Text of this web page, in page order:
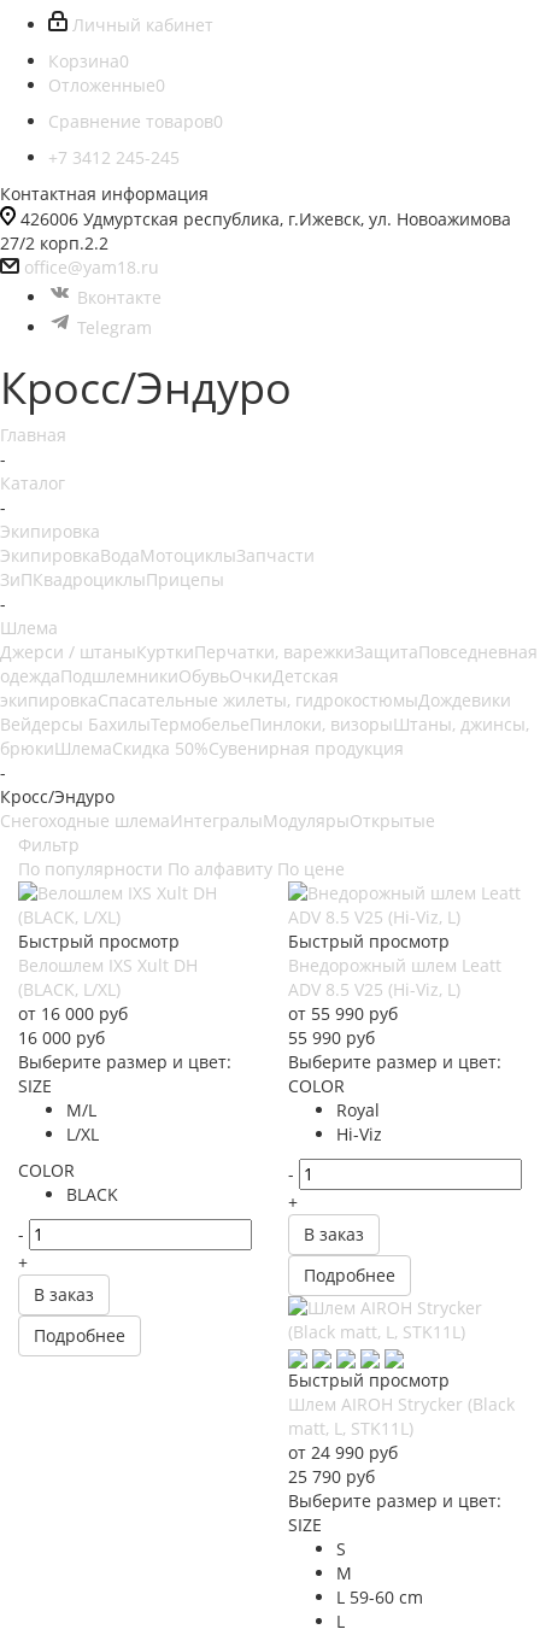
Личный кабинет
Корзина0
Отложенные0
Сравнение товаров0
+7 3412 245-245
Контактная информация
426006 Удмуртская республика, г.Ижевск, ул. Новоажимова
27/2 корп.2.2
office@yam18.ru
Вконтакте
Telegram
Кросс/Эндуро
Главная
-
Каталог
-
Экипировка
ЭкипировкаВодаМотоциклыЗапчасти
ЗиПКвадроциклыПрицепы
-
Шлема
Джерси / штаныКурткиПерчатки, варежкиЗащитаПовседневная
одеждаПодшлемникиОбувьОчкиДетская
экипировкаСпасательные жилеты, гидрокостюмыДождевики
Вейдерсы БахилыТермобельеПинлоки, визорыШтаны, джинсы,
брюкиШлемаСкидка 50%Сувенирная продукция
-
Кросс/Эндуро
Снегоходные шлемаИнтегралыМодулярыОткрытые
Фильтр
По популярности По алфавиту По цене
Быстрый просмотр
Велошлем IXS Xult DH
(BLACK, L/XL)
от 16 000 руб
16 000 руб
Выберите размер и цвет:
SIZE
M/L
L/XL
COLOR
BLACK
-
+
В заказ
Подробнее
Быстрый просмотр
Внедорожный шлем Leatt
ADV 8.5 V25 (Hi-Viz, L)
от 55 990 руб
55 990 руб
Выберите размер и цвет:
COLOR
Royal
Hi-Viz
-
+
В заказ
Подробнее
Быстрый просмотр
Шлем AIROH Strycker (Black
matt, L, STK11L)
от 24 990 руб
25 790 руб
Выберите размер и цвет:
SIZE
S
M
L 59-60 cm
L